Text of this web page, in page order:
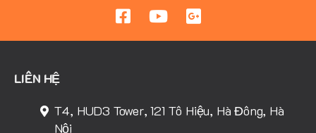
LIÊN HỆ
T4, HUD3 Tower, 121 Tô Hiệu, Hà Đông, Hà
Nội